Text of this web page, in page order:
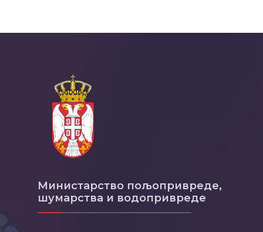
Министарство пољопривреде,
шумарства и водопривреде